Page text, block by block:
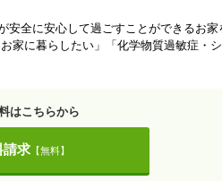
全に安心して過ごすことができるお家
家に暮らしたい」「化学物質過敏症・
はこちらから
求【無料】